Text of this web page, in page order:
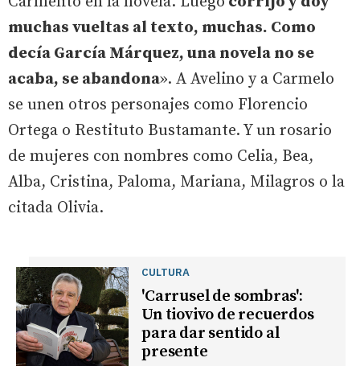
muchas vueltas al texto, muchas. Como
decía García Márquez, una novela no se
acaba, se abandona». A Avelino y a Carmelo
se unen otros personajes como Florencio
Ortega o Restituto Bustamante. Y un rosario
de mujeres con nombres como Celia, Bea,
Alba, Cristina, Paloma, Mariana, Milagros o la
citada Olivia.
CULTURA
'Carrusel de sombras':
Un tiovivo de recuerdos
para dar sentido al
presente